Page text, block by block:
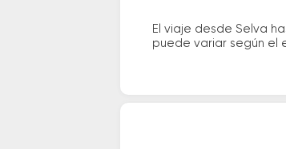
El viaje desde Selva
puede variar según el